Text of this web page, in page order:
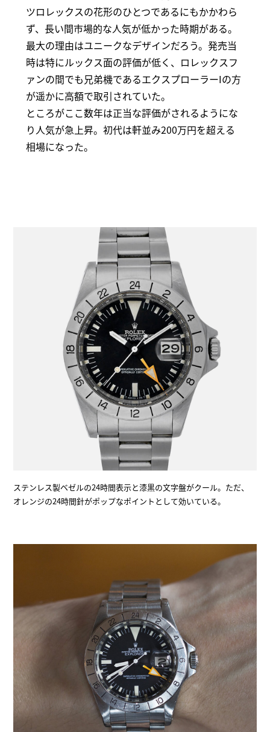
ツロレックスの花形のひとつであるにもかかわら
ず、長い間市場的な人気が低かった時期がある。
最大の理由はユニークなデザインだろう。発売当
時は特にルックス面の評価が低く、ロレックスフ
ァンの間でも兄弟機であるエクスプローラーIの方
が遥かに高額で取引されていた。
ところがここ数年は正当な評価がされるようにな
り人気が急上昇。初代は軒並み200万円を超える
相場になった。
ステンレス製ベゼルの24時間表示と漆黒の文字盤がクール。ただ、
オレンジの24時間針がポップなポイントとして効いている。